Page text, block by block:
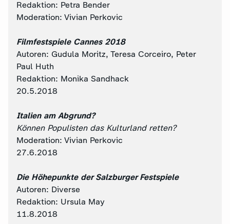
Redaktion: Petra Bender
Moderation: Vivian Perkovic
Filmfestspiele Cannes 2018
Autoren: Gudula Moritz, Teresa Corceiro, Peter
Paul Huth
Redaktion: Monika Sandhack
20.5.2018
Italien am Abgrund?
Können Populisten das Kulturland retten?
Moderation: Vivian Perkovic
27.6.2018
Die Höhepunkte der Salzburger Festspiele
Autoren: Diverse
Redaktion: Ursula May
11.8.2018